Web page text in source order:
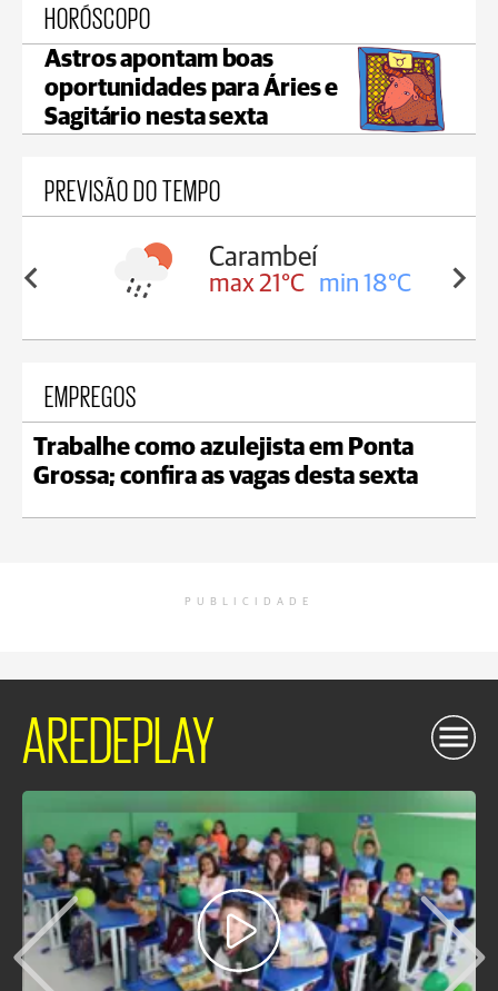
HORÓSCOPO
Astros apontam boas
oportunidades para Áries e
Sagitário nesta sexta
PREVISÃO DO TEMPO
min 18°C
Jaguariaíva
max 22°C min 19°C
EMPREGOS
Trabalhe como azulejista em Ponta
Grossa; confira as vagas desta sexta
PUBLICIDADE
AREDEPLAY